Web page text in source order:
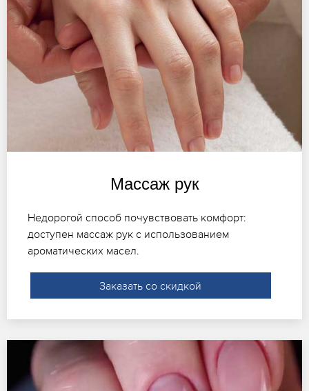
Массаж рук
Недорогой способ почувствовать комфорт:
доступен массаж рук с использованием
ароматических масел.
Заказать со скидкой